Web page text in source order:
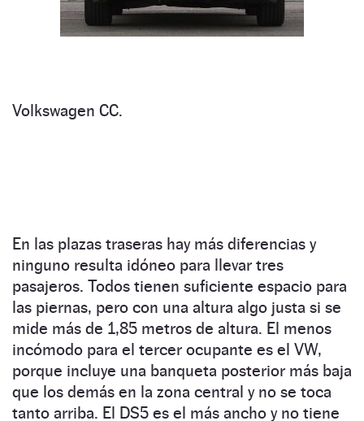
Volkswagen CC.
En las plazas traseras hay más diferencias y
ninguno resulta idóneo para llevar tres
pasajeros. Todos tienen suficiente espacio para
las piernas, pero con una altura algo justa si se
mide más de 1,85 metros de altura. El menos
incómodo para el tercer ocupante es el VW,
porque incluye una banqueta posterior más baja
que los demás en la zona central y no se toca
tanto arriba. El DS5 es el más ancho y no tiene